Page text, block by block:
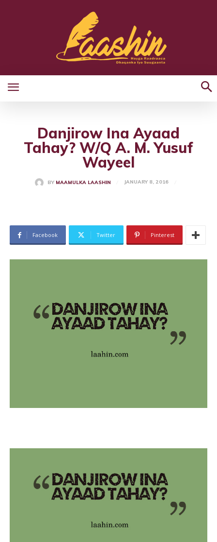
Danjirow Ina Ayaad
Tahay? W/Q A. M. Yusuf
Wayeel
BY MAAMULKA LAASHIN JANUARY 8, 2016
Facebook Twitter Pinterest